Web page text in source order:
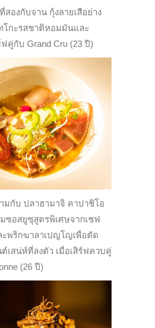
องกับจาน กุ้งลายเสือย่าง
โกะรสชาติหอมมันและ
คู่กับ Grand Cru (23 ปี)
มกับ ปลาฮามาจิ คาปาชิโอ
ซอสยูซุสูตรพิเศษจากเชฟ
พริกฆาลาเปญโญเพื่อตัด
ต์เสน่ห์ที่ลงตัว เมื่อเสิร์ฟควบคู่
(26 ปี)